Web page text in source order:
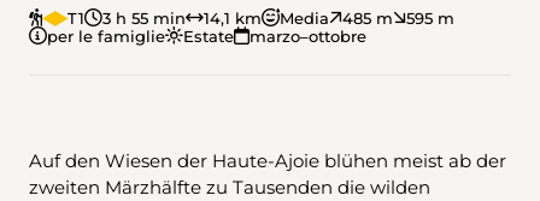
T1 3 h 55 min 14,1 km Media 485 m
595 m
per le famiglie
Estate marzo–ottobre
Auf den Wiesen der Haute-Ajoie blühen meist ab der
zweiten Märzhälfte zu Tausenden die wilden